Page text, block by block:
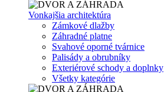
Vonkajšia architektúra
Zámkové dlažby
Záhradné platne
Svahové oporné tvárnice
Palisády a obrubníky
Exteriérové schody a doplnky
Všetky kategórie